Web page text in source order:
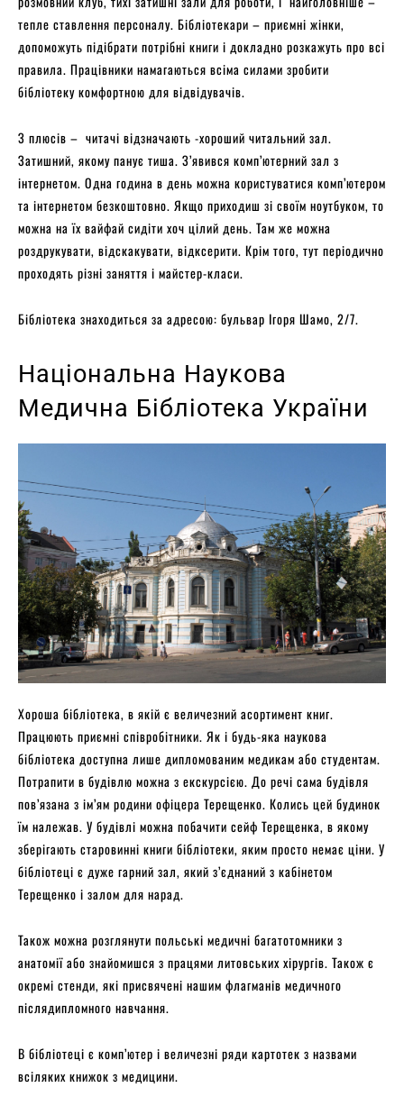
тепле ставлення персоналу. Бібліотекари – приємні жінки,
допоможуть підібрати потрібні книги і докладно розкажуть про всі
правила. Працівники намагаються всіма силами зробити
бібліотеку комфортною для відвідувачів.
З плюсів – читачі відзначають -хороший читальний зал.
Затишний, якому панує тиша. З’явився комп’ютерний зал з
інтернетом. Одна година в день можна користуватися комп’ютером
та інтернетом безкоштовно. Якщо приходиш зі своїм ноутбуком, то
можна на їх вайфай сидіти хоч цілий день. Там же можна
роздрукувати, відскакувати, відксерити. Крім того, тут періодично
проходять різні заняття і майстер-класи.
Бібліотека знаходиться за адресою: бульвар Ігоря Шамо, 2/7.
Національна Наукова
Медична Бібліотека України
Хороша бібліотека, в якій є величезний асортимент книг.
Працюють приємні співробітники. Як і будь-яка наукова
бібліотека доступна лише дипломованим медикам або студентам.
Потрапити в будівлю можна з екскурсією. До речі сама будівля
пов’язана з ім’ям родини офіцера Терещенко. Колись цей будинок
їм належав. У будівлі можна побачити сейф Терещенка, в якому
зберігають старовинні книги бібліотеки, яким просто немає ціни. У
бібліотеці є дуже гарний зал, який з’єднаний з кабінетом
Терещенко і залом для нарад.
Також можна розглянути польські медичні багатотомники з
анатомії або знайомишся з працями литовських хірургів. Також є
окремі стенди, які присвячені нашим флагманів медичного
післядипломного навчання.
В бібліотеці є комп’ютер і величезні ряди картотек з назвами
всіляких книжок з медицини.